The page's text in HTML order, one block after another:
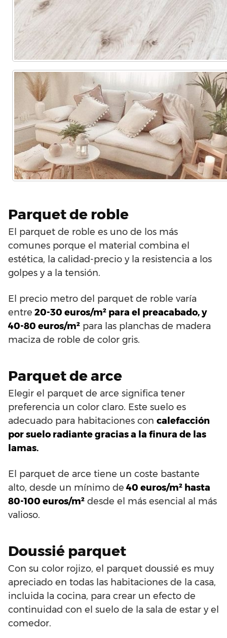
Parquet de roble
El parquet de roble es uno de los más
comunes porque el material combina el
estética, la calidad-precio y la resistencia a los
golpes y a la tensión.
El precio metro del parquet de roble varía
entre 20-30 euros/m² para el preacabado, y
40-80 euros/m² para las planchas de madera
maciza de roble de color gris.
Parquet de arce
Elegir el parquet de arce significa tener
preferencia un color claro. Este suelo es
adecuado para habitaciones con calefacción
por suelo radiante gracias a la finura de las
lamas.
El parquet de arce tiene un coste bastante
alto, desde un mínimo de 40 euros/m² hasta
80-100 euros/m² desde el más esencial al más
valioso.
Doussié parquet
Con su color rojizo, el parquet doussié es muy
apreciado en todas las habitaciones de la casa,
incluida la cocina, para crear un efecto de
continuidad con el suelo de la sala de estar y el
comedor.